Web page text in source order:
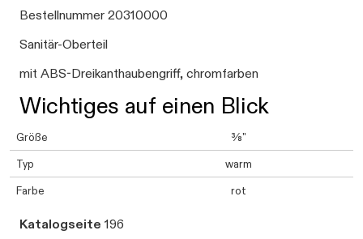
Bestellnummer 20310000
Sanitär-Oberteil
mit ABS-Dreikanthaubengriff, chromfarben
Wichtiges auf einen Blick
Größe ⅜"
Typ warm
Farbe rot
Katalogseite 196